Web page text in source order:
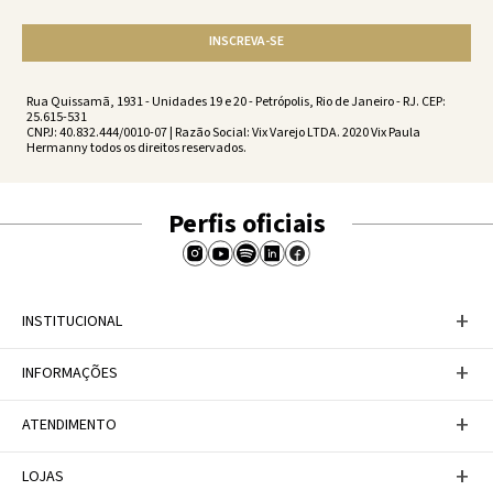
INSCREVA-SE
Rua Quissamã, 1931 - Unidades 19 e 20 - Petrópolis, Rio de Janeiro - RJ. CEP:
25.615-531
CNPJ: 40.832.444/0010-07 | Razão Social: Vix Varejo LTDA. 2020 Vix Paula
Hermanny todos os direitos reservados.
Perfis oficiais
INSTITUCIONAL +
A Marca
Trabalhe conosco
INFORMAÇÕES +
Política de Privacidade
Tabela de Medidas
ATENDIMENTO +
Personal Shopper
LOJAS +